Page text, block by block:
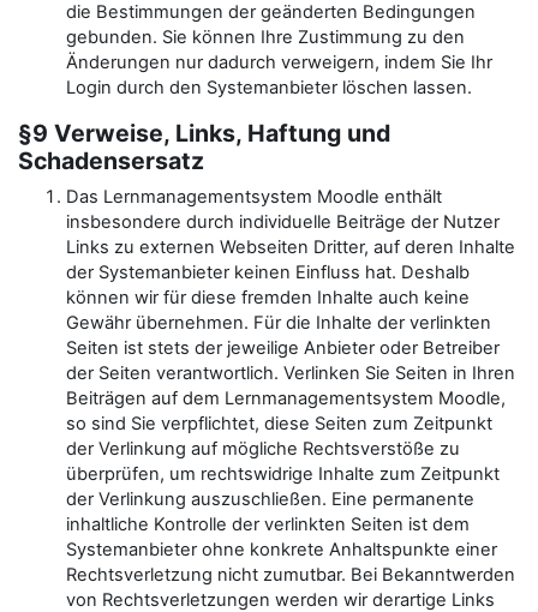
die Bestimmungen der geänderten Bedingungen
gebunden. Sie können Ihre Zustimmung zu den
Änderungen nur dadurch verweigern, indem Sie Ihr
Login durch den Systemanbieter löschen lassen.
§9 Verweise, Links, Haftung und
Schadensersatz
Das Lernmanagementsystem Moodle enthält
insbesondere durch individuelle Beiträge der Nutzer
Links zu externen Webseiten Dritter, auf deren Inhalte
der Systemanbieter keinen Einfluss hat. Deshalb
können wir für diese fremden Inhalte auch keine
Gewähr übernehmen. Für die Inhalte der verlinkten
Seiten ist stets der jeweilige Anbieter oder Betreiber
der Seiten verantwortlich. Verlinken Sie Seiten in Ihren
Beiträgen auf dem Lernmanagementsystem Moodle,
so sind Sie verpflichtet, diese Seiten zum Zeitpunkt
der Verlinkung auf mögliche Rechtsverstöße zu
überprüfen, um rechtswidrige Inhalte zum Zeitpunkt
der Verlinkung auszuschließen. Eine permanente
inhaltliche Kontrolle der verlinkten Seiten ist dem
Systemanbieter ohne konkrete Anhaltspunkte einer
Rechtsverletzung nicht zumutbar. Bei Bekanntwerden
von Rechtsverletzungen werden wir derartige Links